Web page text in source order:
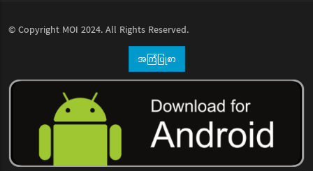
© Copyright MOI 2024. All Rights Reserved.
အကြံပြုစာ